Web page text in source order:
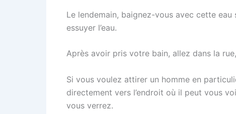
Le lendemain, baignez-vous avec cette
essuyer l’eau.
Après avoir pris votre bain, allez dans la
Si vous voulez attirer un homme en
directement vers l’endroit où il peut vous
vous verrez.